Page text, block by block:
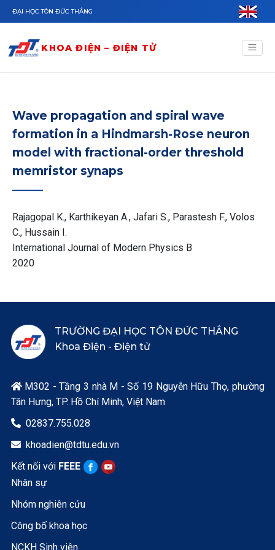
Nhảy đến nội dung
ĐẠI HỌC TÔN ĐỨC THẮNG
KHOA ĐIỆN – ĐIỆN TỬ
Wave propagation and spiral wave
formation in a Hindmarsh-Rose neuron
model with fractional-order threshold
memristor synaps
Rajagopal K., Karthikeyan A., Jafari S., Parastesh F., Volos
C., Hussain I.
International Journal of Modern Physics B
2020
TRƯỜNG ĐẠI HỌC TÔN ĐỨC THẮNG
Khoa Điện - Điện tử
M302 - Tầng 3 nhà M - Số 19 Nguyễn Hữu Thọ, phường
Tân Hưng, TP. Hồ Chí Minh, Việt Nam
 02837.755.028
 khoadien@tdtu.edu.vn
Kết nối với FEEE
Nhân sự
Nhóm nghiên cứu
Công bố khoa học
NCKH Sinh viên